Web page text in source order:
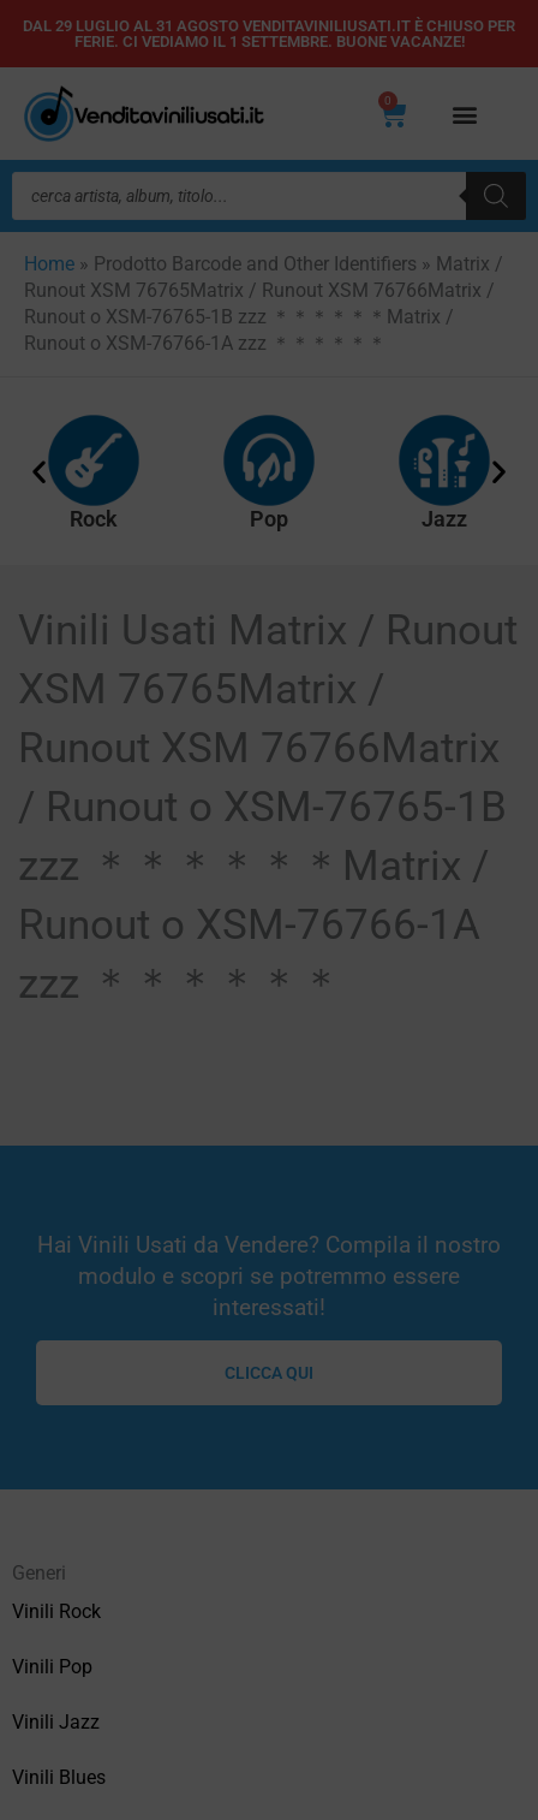
Vai
contenuto
DAL 29 LUGLIO AL 31 AGOSTO VENDITAVINILIUSATI.IT È CHIUSO PER
FERIE. CI VEDIAMO IL 1 SETTEMBRE. BUONE VACANZE!
0
Carrello
Ricerca
prodotti
Home » Prodotto Barcode and Other Identifiers » Matrix /
Runout XSM 76765Matrix / Runout XSM 76766Matrix /
Runout o XSM-76765-1B zzz ＊＊＊＊＊＊Matrix /
Runout o XSM-76766-1A zzz ＊＊＊＊＊＊
Rock Pop Jazz
Vinili Usati Matrix / Runout
XSM 76765Matrix /
Runout XSM 76766Matrix
/ Runout o XSM-76765-1B
zzz ＊＊＊＊＊＊Matrix /
Runout o XSM-76766-1A
zzz ＊＊＊＊＊＊
Hai Vinili Usati da Vendere? Compila il nostro
modulo e scopri se potremmo essere
interessati!
CLICCA QUI
Generi
Vinili Rock
Vinili Pop
Vinili Jazz
Vinili Blues